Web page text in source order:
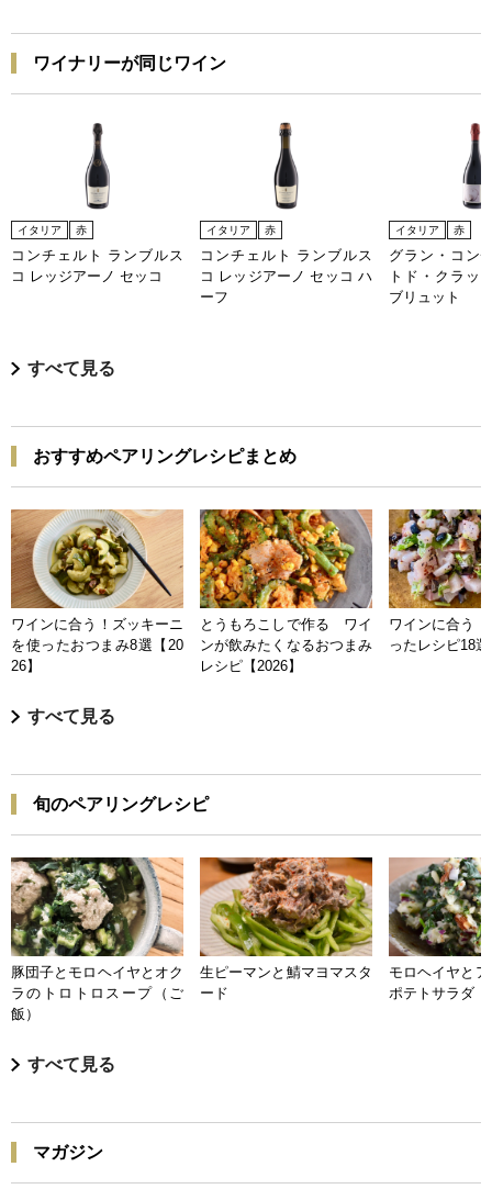
ワイナリーが同じワイン
イタリア 赤
コンチェルト ランブルス
コ レッジアーノ セッコ
イタリア 赤
コンチェルト ランブルス
コ レッジアーノ セッコ ハ
ーフ
イタリア 赤
グラン・コン
トド・クラッ
ブリュット
すべて見る
おすすめペアリングレシピまとめ
ワインに合う！ズッキーニ
を使ったおつまみ8選【20
26】
とうもろこしで作る ワイ
ンが飲みたくなるおつまみ
レシピ【2026】
ワインに合う
ったレシピ18
すべて見る
旬のペアリングレシピ
豚団子とモロヘイヤとオク
ラのトロトロスープ（ご
飯）
生ピーマンと鯖マヨマスタ
ード
モロヘイヤと
ポテトサラダ
すべて見る
マガジン